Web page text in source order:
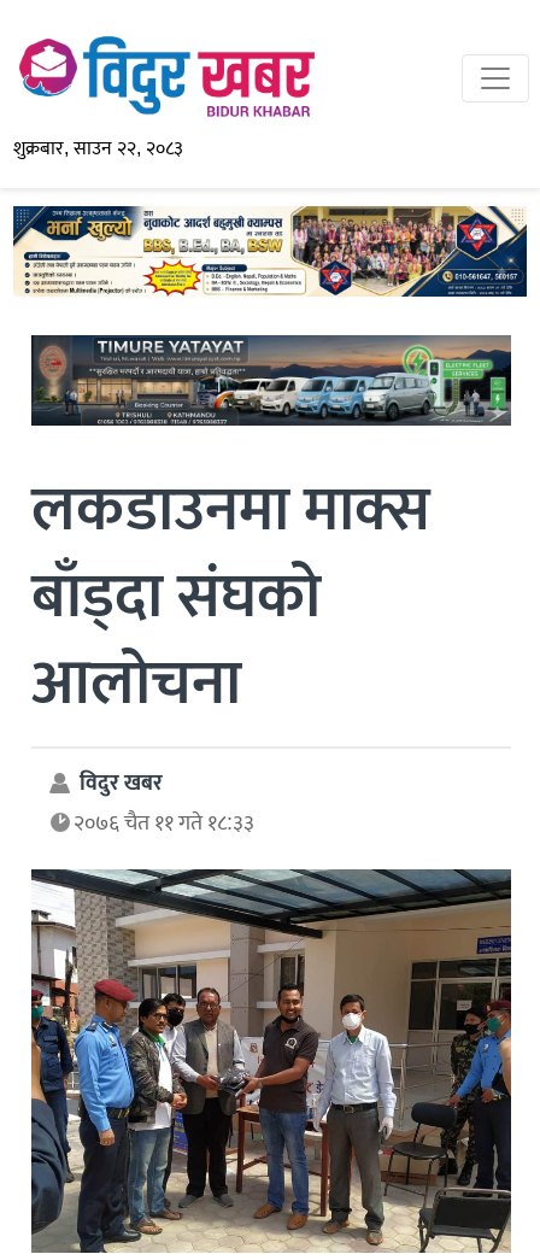
शुक्रबार, साउन २२, २०८३
लकडाउनमा माक्स
बाँड्दा संघको
आलोचना
विदुर खबर
२०७६ चैत ११ गते १८:३३